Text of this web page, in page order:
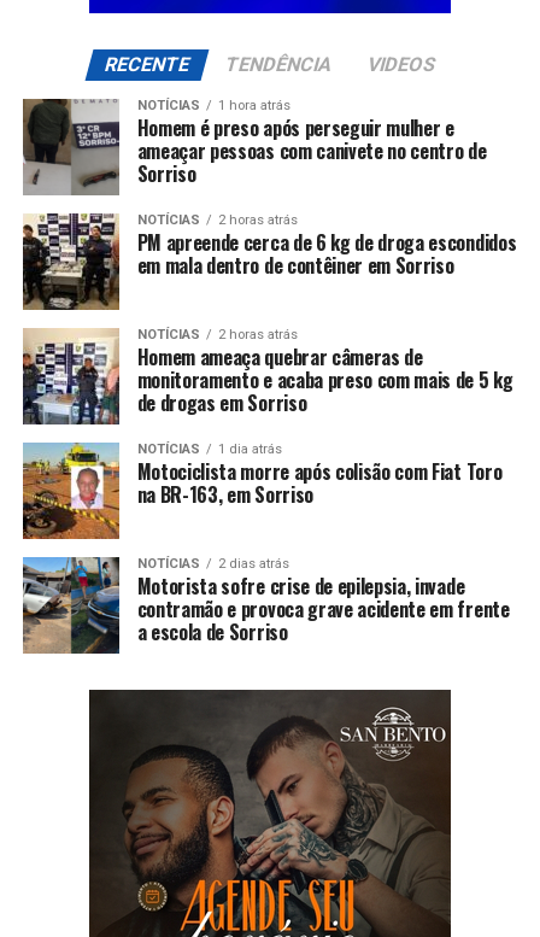
RECENTE TENDÊNCIA VIDEOS
NOTÍCIAS 1 hora atrás
Homem é preso após perseguir mulher e
ameaçar pessoas com canivete no centro de
Sorriso
NOTÍCIAS 2 horas atrás
PM apreende cerca de 6 kg de droga escondidos
em mala dentro de contêiner em Sorriso
NOTÍCIAS 2 horas atrás
Homem ameaça quebrar câmeras de
monitoramento e acaba preso com mais de 5 kg
de drogas em Sorriso
NOTÍCIAS 1 dia atrás
Motociclista morre após colisão com Fiat Toro
na BR-163, em Sorriso
NOTÍCIAS 2 dias atrás
Motorista sofre crise de epilepsia, invade
contramão e provoca grave acidente em frente
a escola de Sorriso